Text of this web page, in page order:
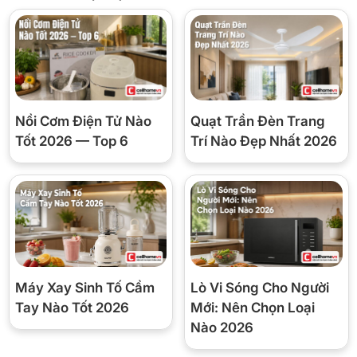
Công nghệ tiết kiệm điện
– Máy lạnh Daikin ứng dụngcông nghệ Inverternên trong quá
trình hoạt động máy lạnh sẽ đảm bảo tối ưu điện năng hiệu quả,
hoạt động êm ái và tăng tuổi thọ máy.
* Hình ảnh chỉ mang tính chất minh họa
Tiện ích
mang đến một giấc ngủ ngon tránh bị
Nồi Cơm Điện Tử Nào
Tốt 2026 — Top 6
Quạt Trần Đèn Trang
Trí Nào Đẹp Nhất 2026
Máy Xay Sinh Tố Cầm
Tay Nào Tốt 2026
Lò Vi Sóng Cho Người
Mới: Nên Chọn Loại
Nào 2026